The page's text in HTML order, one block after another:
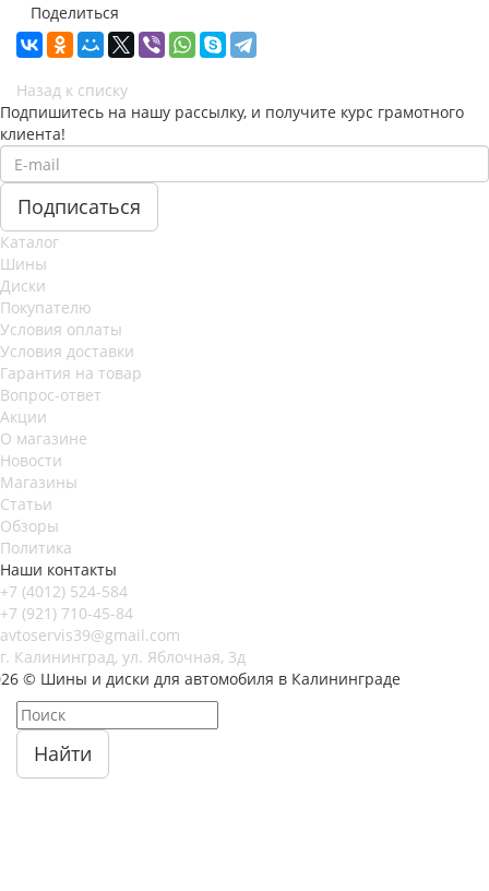
Поделиться
Назад к списку
Подпишитесь на нашу рассылку, и получите курс грамотного
клиента!
Каталог
Шины
Диски
Покупателю
Условия оплаты
Условия доставки
Гарантия на товар
Вопрос-ответ
Акции
О магазине
Новости
Магазины
Статьи
Обзоры
Политика
Наши контакты
+7 (4012) 524-584
+7 (921) 710-45-84
avtoservis39@gmail.com
г. Калининград, ул. Яблочная, 3д
© Шины и диски для автомобиля в Калининграде
Найти